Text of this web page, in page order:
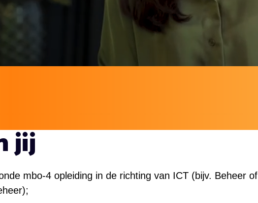
jij
mbo-4 opleiding in de richting van ICT (bijv. Beheer of